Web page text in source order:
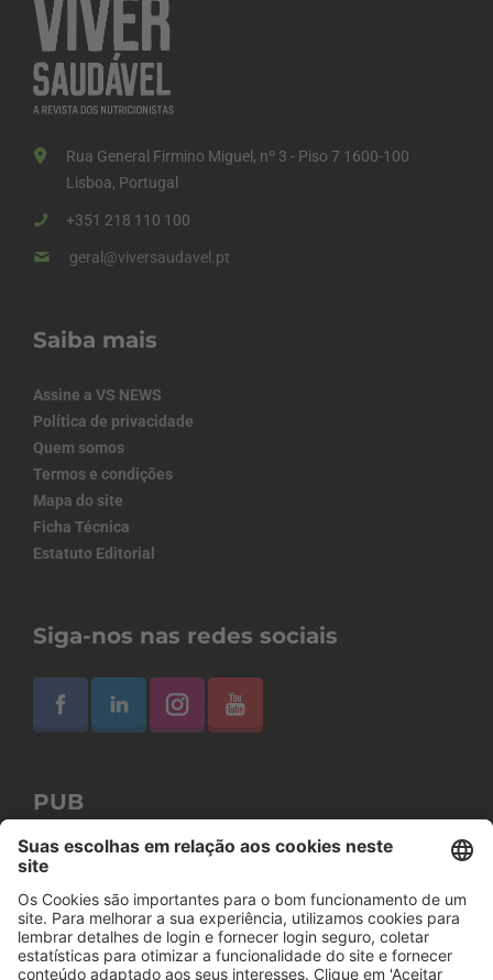
Rua General Firmino Miguel, nº 3 - Piso 7 1600-100
Lisboa, Portugal
+351 218 110 100
geral@viversaudavel.pt
Saiba mais
Assine a VS NEWS
Política de privacidade
Quem somos
Termos e condições
Mapa do site
Ficha Técnica
Estatuto Editorial
Siga-nos nas redes sociais
PUB